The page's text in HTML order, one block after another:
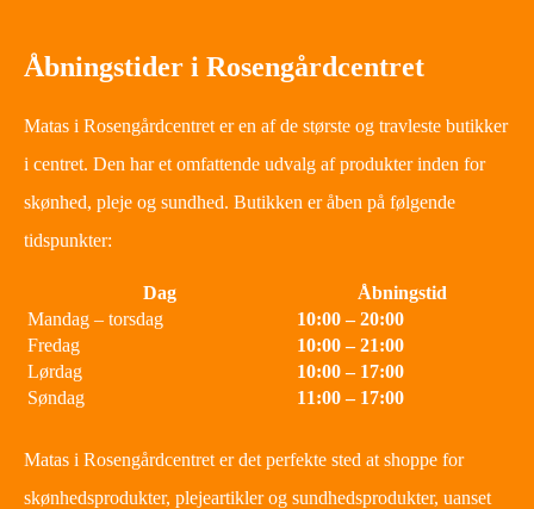
Åbningstider i Rosengårdcentret
Matas i Rosengårdcentret er en af de største og travleste butikker
i centret. Den har et omfattende udvalg af produkter inden for
skønhed, pleje og sundhed. Butikken er åben på følgende
tidspunkter:
Dag
Åbningstid
Mandag – torsdag
10:00 – 20:00
Fredag
10:00 – 21:00
Lørdag
10:00 – 17:00
Søndag
11:00 – 17:00
Matas i Rosengårdcentret er det perfekte sted at shoppe for
skønhedsprodukter, plejeartikler og sundhedsprodukter, uanset